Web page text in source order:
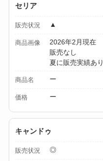
セリア
販売状況 ▲
商品画像
2026年2月現在
販売なし
夏に販売実績あり
商品名 ー
価格 ー
キャンドゥ
販売状況 ◎